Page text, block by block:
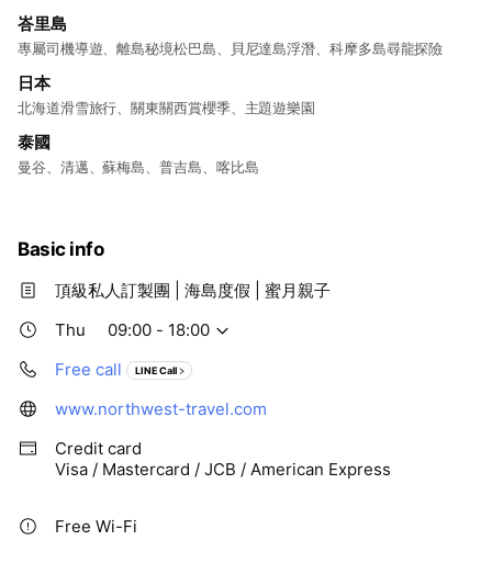
峇里島
專屬司機導遊、離島秘境松巴島、貝尼達島浮潛、科摩多島尋龍探險
日本
北海道滑雪旅行、關東關西賞櫻季、主題遊樂園
泰國
曼谷、清邁、蘇梅島、普吉島、喀比島
Basic info
頂級私人訂製團 | 海島度假 | 蜜月親子
Thu
09:00 - 18:00
Free call
LINE Call
www.northwest-travel.com
Credit card
Visa / Mastercard / JCB / American Express
Free Wi-Fi